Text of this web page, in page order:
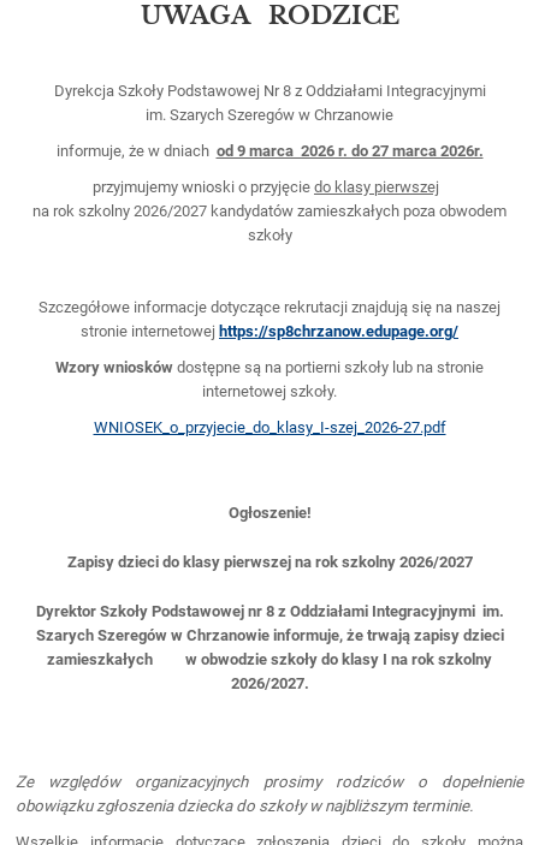
UWAGA RODZICE
Dyrekcja Szkoły Podstawowej Nr 8 z Oddziałami Integracyjnymi
im. Szarych Szeregów w Chrzanowie
informuje, że w dniach od 9 marca 2026 r. do 27 marca 2026r.
przyjmujemy wnioski o przyjęcie do klasy pierwszej
na rok szkolny 2026/2027 kandydatów zamieszkałych poza obwodem
szkoły
Szczegółowe informacje dotyczące rekrutacji znajdują się na naszej
stronie internetowej https://sp8chrzanow.edupage.org/
Wzory wniosków dostępne są na portierni szkoły lub na stronie
internetowej szkoły.
WNIOSEK_o_przyjecie_do_klasy_I-szej_2026-27.pdf
Ogłoszenie!
Zapisy dzieci do klasy pierwszej na rok szkolny 2026/2027
Dyrektor Szkoły Podstawowej nr 8 z Oddziałami Integracyjnymi im.
Szarych Szeregów w Chrzanowie informuje, że trwają zapisy dzieci
zamieszkałych w obwodzie szkoły do klasy I na rok szkolny
2026/2027.
Ze względów organizacyjnych prosimy rodziców o dopełnienie
obowiązku zgłoszenia dziecka do szkoły w najbliższym terminie.